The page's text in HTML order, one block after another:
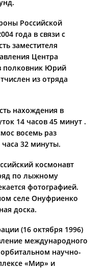
Российской
года в связи с
заместителя
Центра
полковник Юрий
из отряда
нахождения в
14 часов 45 минут .
восемь раз
32 минуты.
космонавт
по лыжному
фотографией.
селе Онуфриенко
доска.
(16 октября 1996)
международного
научно-
«Мир» и